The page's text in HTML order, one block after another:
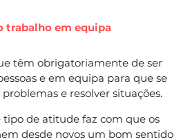
trabalho em equipa
têm obrigatoriamente de ser
e em equipa para que se
e resolver situações.
tipo de atitude faz com que os
desde novos um bom sentido